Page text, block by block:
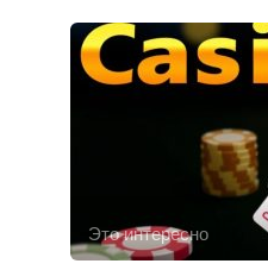
Это интересно